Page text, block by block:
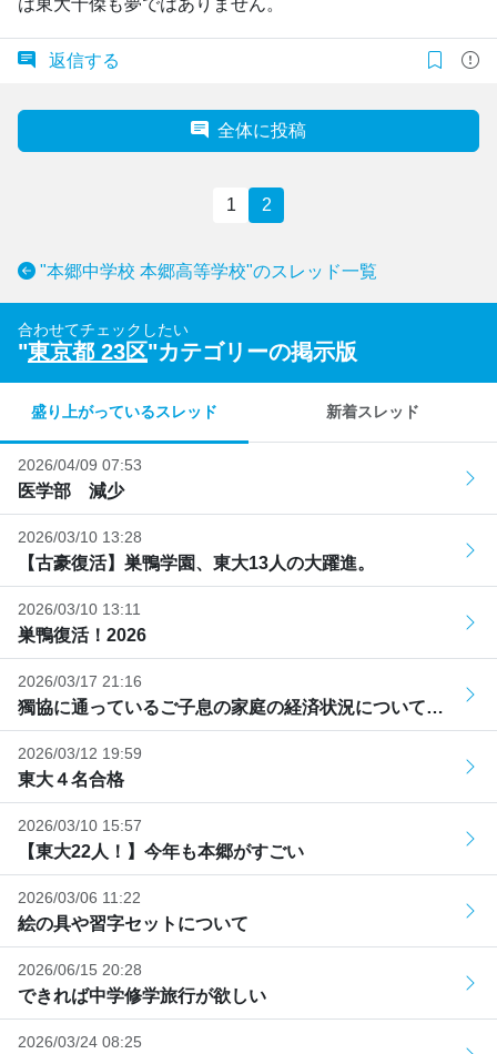
返信する
全体に投稿
1 2
"本郷中学校 本郷高等学校"のスレッド一覧
合わせてチェックしたい
"東京都 23区"カテゴリーの掲示版
盛り上がっているスレッド 新着スレッド
2026/04/09 07:53
医学部 減少
2026/03/10 13:28
【古豪復活】巣鴨学園、東大13人の大躍進。
2026/03/10 13:11
巣鴨復活！2026
2026/03/17 21:16
獨協に通っているご子息の家庭の経済状況について…
2026/03/12 19:59
東大４名合格
2026/03/10 15:57
【東大22人！】今年も本郷がすごい
2026/03/06 11:22
絵の具や習字セットについて
2026/06/15 20:28
できれば中学修学旅行が欲しい
2026/03/24 08:25